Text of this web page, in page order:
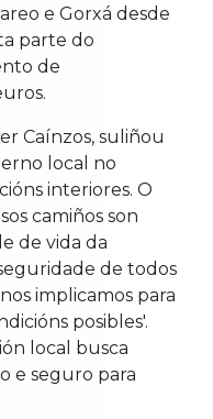
e Gorxá desde
parte do
de
Caínzos, suliñou
local no
interiores. O
camiños son
de vida da
de todos
implicamos para
posibles'.
local busca
e seguro para